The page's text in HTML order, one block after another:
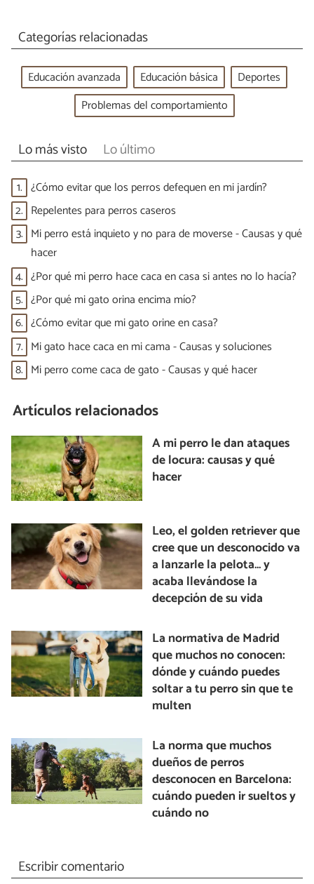
Categorías relacionadas
Educación avanzada Educación básica
Deportes
Problemas del comportamiento
Lo más visto Lo último
1. ¿Cómo evitar que los perros defequen en mi jardín?
2. Repelentes para perros caseros
3. Mi perro está inquieto y no para de moverse - Causas y qué
hacer
4. ¿Por qué mi perro hace caca en casa si antes no lo hacía?
5. ¿Por qué mi gato orina encima mío?
6. ¿Cómo evitar que mi gato orine en casa?
7. Mi gato hace caca en mi cama - Causas y soluciones
8. Mi perro come caca de gato - Causas y qué hacer
Artículos relacionados
A mi perro le dan ataques
de locura: causas y qué
hacer
Leo, el golden retriever que
cree que un desconocido va
a lanzarle la pelota… y
acaba llevándose la
decepción de su vida
La normativa de Madrid
que muchos no conocen:
dónde y cuándo puedes
soltar a tu perro sin que te
multen
La norma que muchos
dueños de perros
desconocen en Barcelona:
cuándo pueden ir sueltos y
cuándo no
Escribir comentario